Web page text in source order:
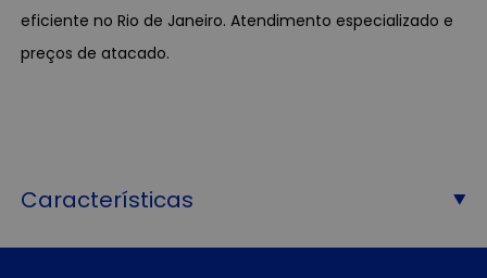
eficiente no Rio de Janeiro. Atendimento especializado e
preços de atacado.
Características